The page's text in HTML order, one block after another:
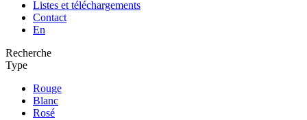
Listes et téléchargements
Contact
En
Recherche
Type
Rouge
Blanc
Rosé